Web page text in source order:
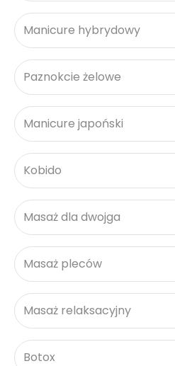
Manicure hybrydowy
Paznokcie żelowe
Manicure japoński
Kobido
Masaż dla dwojga
Masaż pleców
Masaż relaksacyjny
Botox